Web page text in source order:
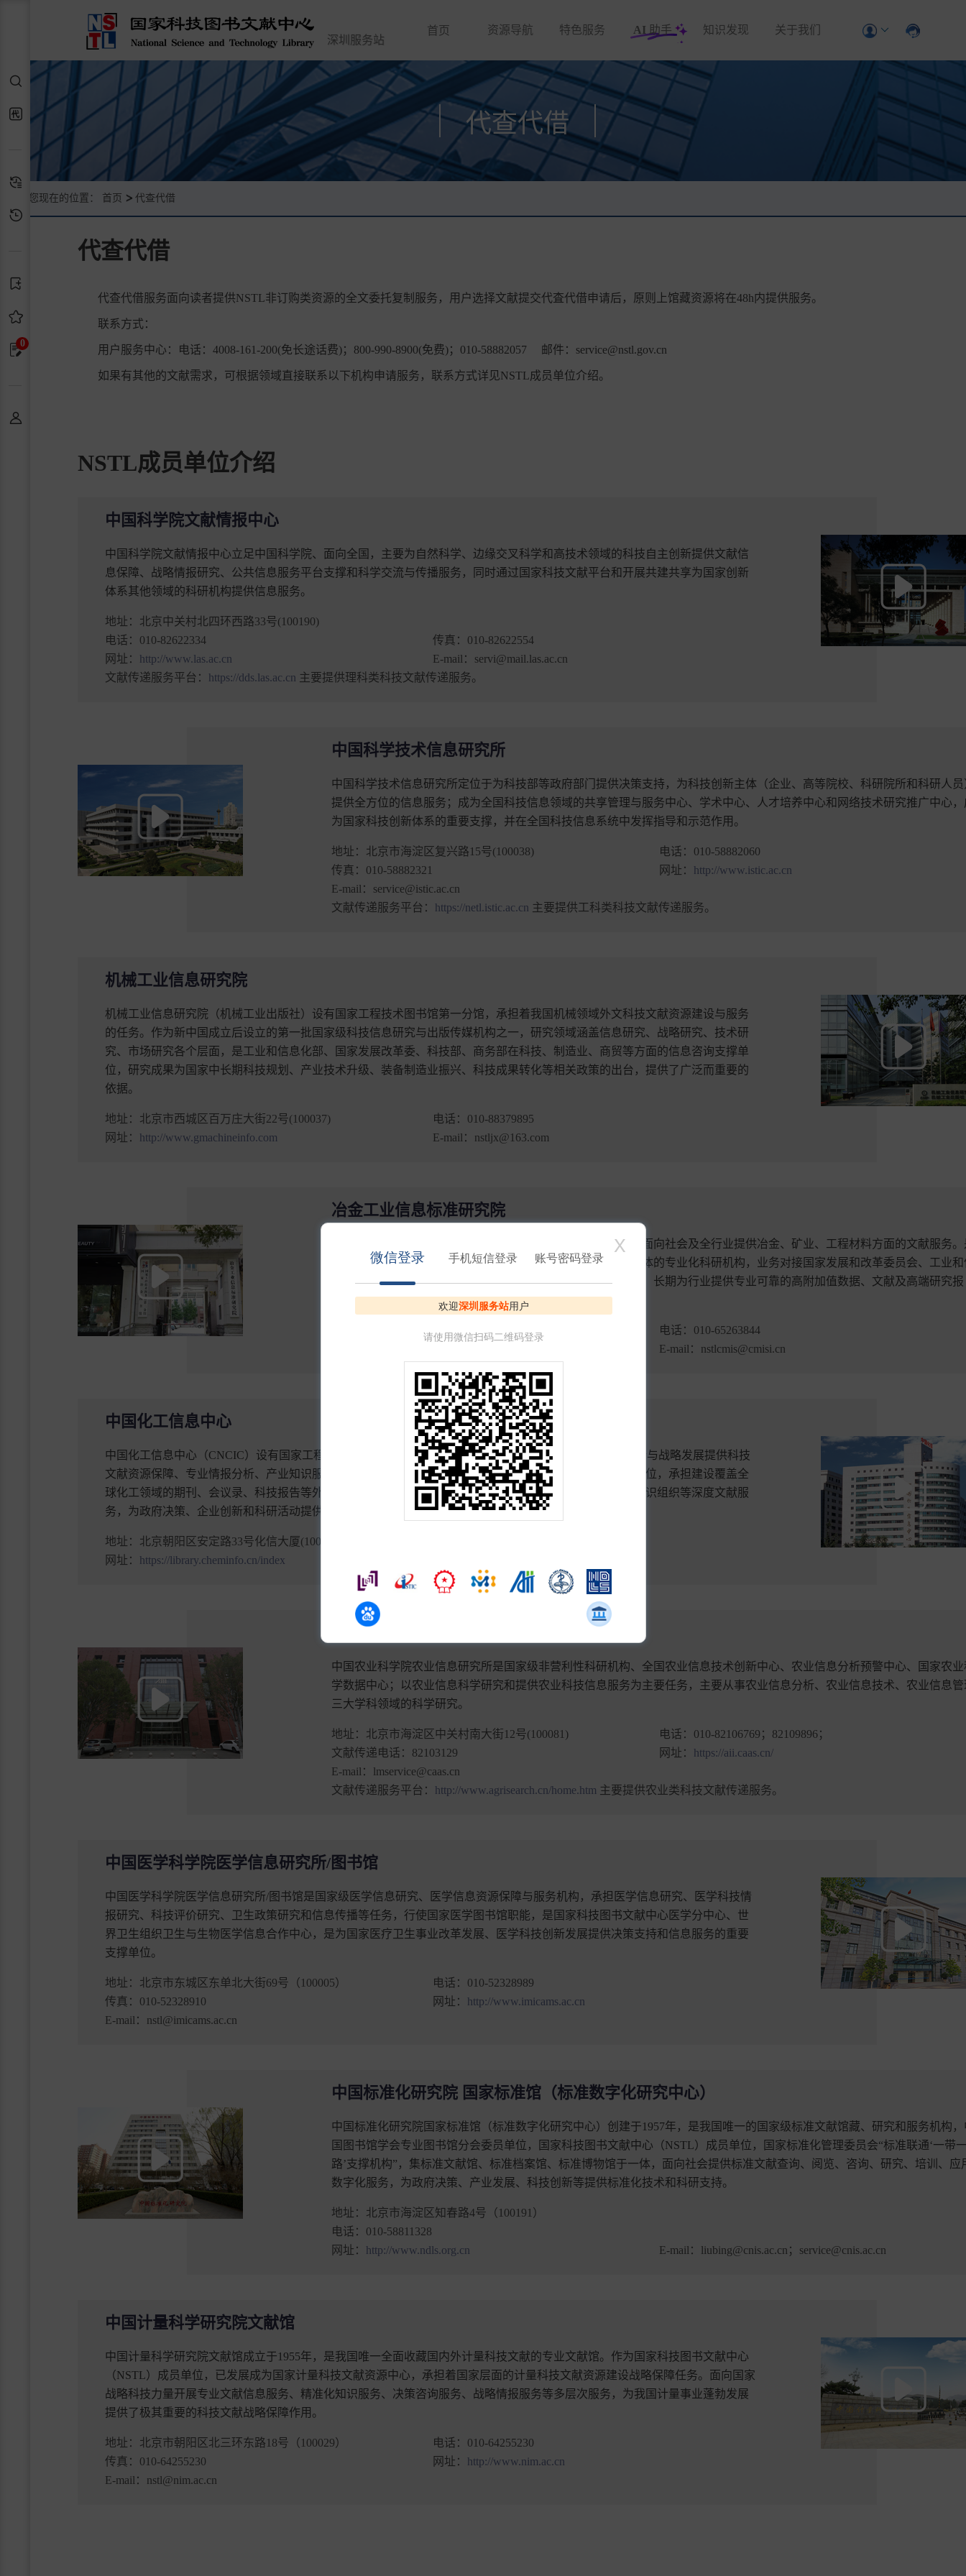
深圳服务站
首页 资源导航 特色服务 AI 助手 知识发现 关于我们
检索
代查代借
检索历史
浏览历史
0
代查代借
您现在的位置： 首页 代查代借
代查代借
代查代借服务面向读者提供NSTL非订购类资源的全文委托复制服务，用户选择文献提交代査代借申请后，原则上馆藏资源将在48h内提供服务。
联系方式：
用户服务中心：电话：4008-161-200(免长途话费)；800-990-8900(免费)；010-58882057 邮件：service@nstl.gov.cn
如果有其他的文献需求，可根据领域直接联系以下机构申请服务，联系方式详见NSTL成员单位介绍。
NSTL成员单位介绍
中国科学院文献情报中心
中国科学院文献情报中心立足中国科学院、面向全国，主要为自然科学、边缘交叉科学和高技术领域的科技自主创新提供文献信
息保障、战略情报研究、公共信息服务平台支撑和科学交流与传播服务，同时通过国家科技文献平台和开展共建共享为国家创新
体系其他领域的科研机构提供信息服务。
地址： 北京中关村北四环西路33号(100190)
电话： 010-82622334 传真： 010-82622554
网址： http://www.las.ac.cn E-mail： servi@mail.las.ac.cn
文献传递服务平台： https://dds.las.ac.cn 主要提供理科类科技文献传递服务。
中国科学技术信息研究所
中国科学技术信息研究所定位于为科技部等政府部门提供决策支持，为科技创新主体（企业、高等院校、科研院所和科研人员
提供全方位的信息服务；成为全国科技信息领域的共享管理与服务中心、学术中心、人才培养中心和网络技术研究推广中心，
为国家科技创新体系的重要支撑，并在全国科技信息系统中发挥指导和示范作用。
地址： 北京市海淀区复兴路15号(100038) 电话： 010-58882060
传真： 010-58882321 网址： http://www.istic.ac.cn
E-mail： service@istic.ac.cn
文献传递服务平台： https://netl.istic.ac.cn 主要提供工科类科技文献传递服务。
机械工业信息研究院
机械工业信息研究院（机械工业出版社）设有国家工程技术图书馆第一分馆，承担着我国机械领域外文科技文献资源建设与服务
的任务。作为新中国成立后设立的第一批国家级科技信息研究与出版传媒机构之一，研究领域涵盖信息研究、战略研究、技术研
究、市场研究各个层面，是工业和信息化部、国家发展改革委、科技部、商务部在科技、制造业、商贸等方面的信息咨询支撑单
位，研究成果为国家中长期科技规划、产业技术升级、装备制造业振兴、科技成果转化等相关政策的出台，提供了广泛而重要的
依据。
地址： 北京市西城区百万庄大街22号(100037) 电话： 010-88379895
网址： http://www.gmachineinfo.com E-mail： nstljx@163.com
冶金工业信息标准研究院
冶金工业信息标准研究院设有国家工程技术图书馆第二分馆，面向社会及全行业提供冶金、矿业、工程材料方面的文献服务。
国内唯一集标准化服务、信息研究、媒体宣传、综合咨询于一体的专业化科研机构，业务对接国家发展和改革委员会、工业和
息化部、商务部、市场监督管理总局、生态环境部等国家部委。长期为行业提供专业可靠的高附加值数据、文献及高端研究报
告，致力于成为国内权威、国际一流的专业化智库。
北京市灯市口大街74号(100730) 电话： 010-65263844
E-mail： nstlcmis@cmisi.cn
中国化工信息中心
中国化工信息中心（CNCIC）设有国家工程技术图书馆第三分馆，主要为化工、能源及相关产业的科技创新与战略发展提供科技
文献资源保障、专业情报分析、产业知识服务平台支撑和行业信息服务。作为国家科技图书文献中心成员单位，承担建设覆盖全
球化工领域的期刊、会议录、科技报告等外文科技文献资源体系，开展原文传递、专题检索、数据挖掘与知识组织等深度文献服
务，为政府决策、企业创新和科研活动提供专业、精准、高效的文献信息支撑。
地址： 北京朝阳区安定路33号化信大厦(100029)
网址： https://library.cheminfo.cn/index
中国农业科学院农业信息研究所
中国农业科学院农业信息研究所是国家级非营利性科研机构、全国农业信息技术创新中心、农业信息分析预警中心、国家农业
学数据中心；以农业信息科学研究和提供农业科技信息服务为主要任务，主要从事农业信息分析、农业信息技术、农业信息管
三大学科领域的科学研究。
地址： 北京市海淀区中关村南大街12号(100081) 电话： 010-82106769；82109896；
文献传递电话： 82103129 网址： https://aii.caas.cn/
E-mail： lmservice@caas.cn
文献传递服务平台： http://www.agrisearch.cn/home.htm 主要提供农业类科技文献传递服务。
中国医学科学院医学信息研究所/图书馆
中国医学科学院医学信息研究所/图书馆是国家级医学信息研究、医学信息资源保障与服务机构，承担医学信息研究、医学科技情
报研究、科技评价研究、卫生政策研究和信息传播等任务，行使国家医学图书馆职能，是国家科技图书文献中心医学分中心、世
界卫生组织卫生与生物医学信息合作中心，是为国家医疗卫生事业改革发展、医学科技创新发展提供决策支持和信息服务的重要
支撑单位。
地址： 北京市东城区东单北大街69号（100005） 电话： 010-52328989
传真： 010-52328910 网址： http://www.imicams.ac.cn
E-mail： nstl@imicams.ac.cn
中国标准化研究院 国家标准馆（标准数字化研究中心）
中国标准化研究院国家标准馆（标准数字化研究中心）创建于1957年，是我国唯一的国家级标准文献馆藏、研究和服务机构，
国图书馆学会专业图书馆分会委员单位，国家科技图书文献中心（NSTL）成员单位，国家标准化管理委员会“标准联通‘一带
路’支撑机构”，集标准文献馆、标准档案馆、标准博物馆于一体，面向社会提供标准文献查询、阅览、咨询、研究、培训、应
数字化服务，为政府决策、产业发展、科技创新等提供标准化技术和科研支持。
地址： 北京市海淀区知春路4号（100191）
电话： 010-58811328
网址： http://www.ndls.org.cn E-mail： liubing@cnis.ac.cn；service@cnis.ac.cn
中国计量科学研究院文献馆
中国计量科学研究院文献馆成立于1955年，是我国唯一全面收藏国内外计量科技文献的专业文献馆。作为国家科技图书文献中心
（NSTL）成员单位，已发展成为国家计量科技文献资源中心，承担着国家层面的计量科技文献资源建设战略保障任务。面向国家
战略科技力量开展专业文献信息服务、精准化知识服务、决策咨询服务、战略情报服务等多层次服务，为我国计量事业蓬勃发展
提供了极其重要的科技文献战略保障作用。
地址： 北京市朝阳区北三环东路18号（100029） 电话： 010-64255230
传真： 010-64255230 网址： http://www.nim.ac.cn
E-mail： nstl@nim.ac.cn